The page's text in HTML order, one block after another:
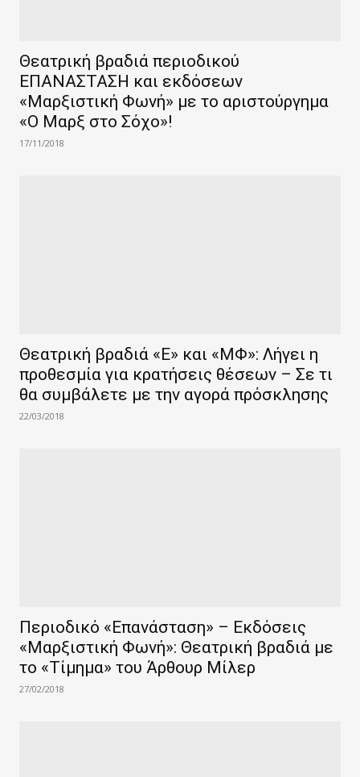
Θεατρική βραδιά περιοδικού
ΕΠΑΝΑΣΤΑΣΗ και εκδόσεων
«Μαρξιστική Φωνή» με το αριστούργημα
«Ο Μαρξ στο Σόχο»!
17/11/2018
Θεατρική βραδιά «Ε» και «ΜΦ»: Λήγει η
προθεσμία για κρατήσεις θέσεων – Σε τι
θα συμβάλετε με την αγορά πρόσκλησης
22/03/2018
Περιοδικό «Επανάσταση» – Εκδόσεις
«Μαρξιστική Φωνή»: Θεατρική βραδιά με
το «Τίμημα» του Άρθουρ Μίλερ
27/02/2018